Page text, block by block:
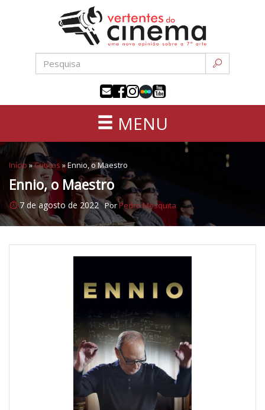
conteúdo
sétima
MENU
Início »Críticas »Ennio, o Maestro
Ennio, o Maestro
7 de agosto de 2022 PorPedro Mesquita